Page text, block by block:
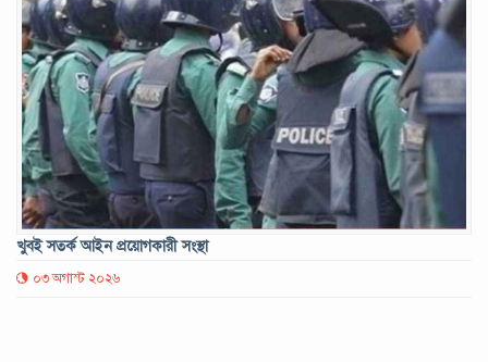
খুবই সতর্ক আইন প্রয়োগকারী সংস্থা
০৩ অগাস্ট ২০২৬